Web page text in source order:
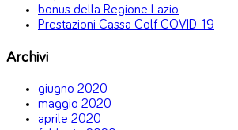
bonus della Regione Lazio
Prestazioni Cassa Colf COVID-19
Archivi
giugno 2020
maggio 2020
aprile 2020